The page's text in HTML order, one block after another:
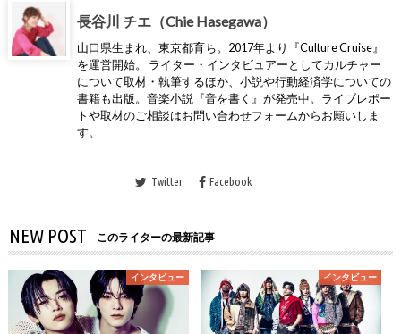
長谷川 チエ（Chie Hasegawa）
山口県生まれ、東京都育ち。2017年より『Culture Cruise』
を運営開始。 ライター・インタビュアーとしてカルチャー
について取材・執筆するほか、小説や行動経済学についての
書籍も出版。音楽小説『音を書く』が発売中。ライブレポー
トや取材のご相談はお問い合わせフォームからお願いしま
す。
Twitter Facebook
NEW POST このライターの最新記事
インタビュー インタビュー